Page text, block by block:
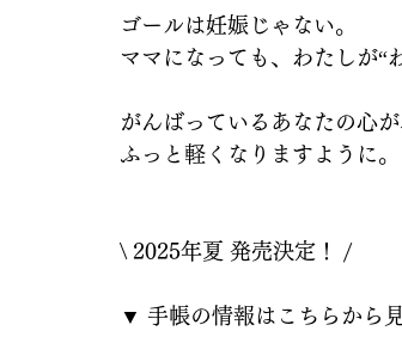
ゴールは妊娠じゃない。
ママになっても、わたしが“
がんばっているあなたの心が
ふっと軽くなりますように。
\ 2025年夏 発売決定！ /
▼ 手帳の情報はこちらから